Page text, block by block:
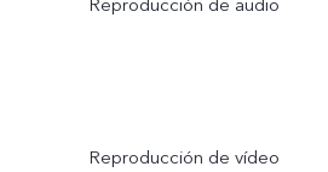
Reproducción de audio
Reproducción de vídeo